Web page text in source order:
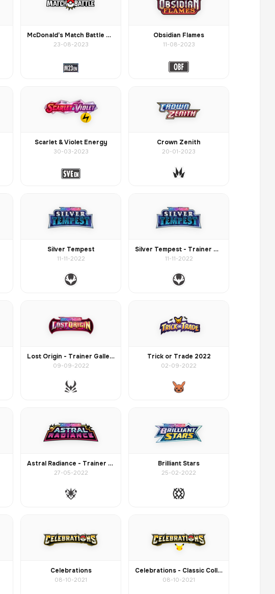
McDonald’s Match Battle 2023
23-08-2023
Obsidian Flames
11-08-2023
Scarlet & Violet Energy
30-03-2023
Crown Zenith
20-01-2023
Silver Tempest
11-11-2022
Silver Tempest - Trainer Gallery
11-11-2022
Lost Origin - Trainer Gallery
09-09-2022
Trick or Trade 2022
02-09-2022
Astral Radiance - Trainer Gallery
27-05-2022
Brilliant Stars
25-02-2022
Celebrations
08-10-2021
Celebrations - Classic Collection
08-10-2021